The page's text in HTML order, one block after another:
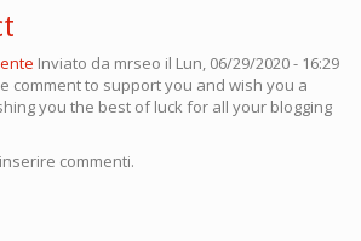
Inviato da mrseo il Lun, 06/29/2020 - 16:29
comment to support you and wish you a
you the best of luck for all your blogging
commenti.